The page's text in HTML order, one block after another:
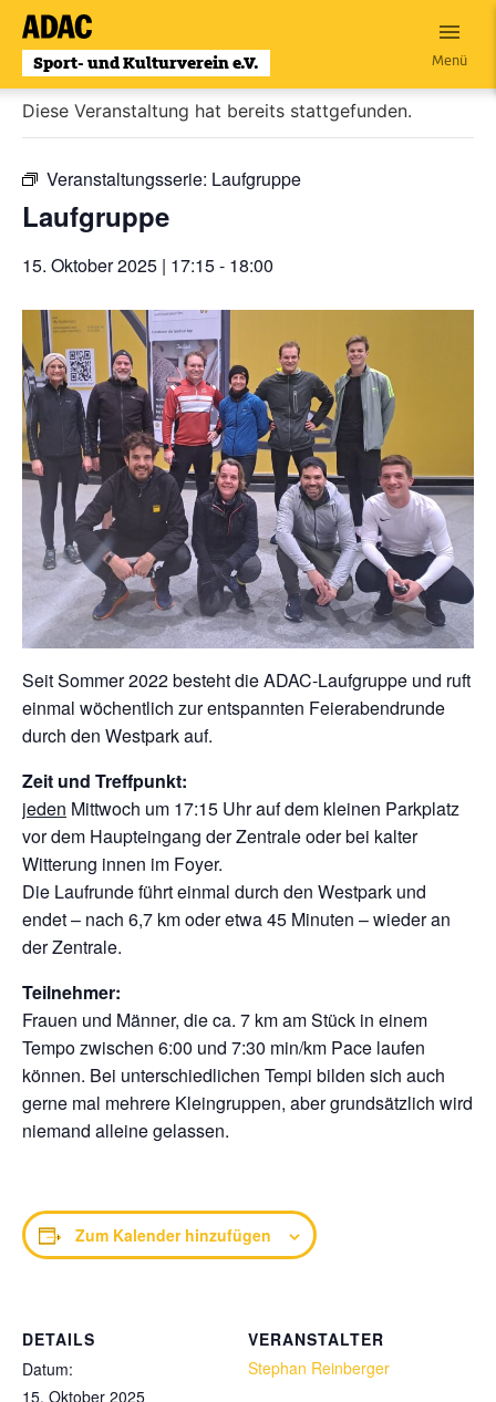
Zum
Inhalt
wechseln
Menü
« Alle Veranstaltungen
Diese Veranstaltung hat bereits stattgefunden.
Veranstaltungsserie: Laufgruppe
Laufgruppe
15. Oktober 2025 | 17:15- 18:00
Seit Sommer 2022 besteht die ADAC-Laufgruppe und ruft
einmal wöchentlich zur entspannten Feierabendrunde
durch den Westpark auf.
Zeit und Treffpunkt:
jeden Mittwoch um 17:15 Uhr auf dem kleinen Parkplatz
vor dem Haupteingang der Zentrale oder bei kalter
Witterung innen im Foyer.
Die Laufrunde führt einmal durch den Westpark und
endet – nach 6,7 km oder etwa 45 Minuten – wieder an
der Zentrale.
Teilnehmer:
Frauen und Männer, die ca. 7 km am Stück in einem
Tempo zwischen 6:00 und 7:30 min/km Pace laufen
können. Bei unterschiedlichen Tempi bilden sich auch
gerne mal mehrere Kleingruppen, aber grundsätzlich wird
niemand alleine gelassen.
Zum Kalender hinzufügen
DETAILS
Datum:
15. Oktober 2025
VERANSTALTER
Stephan Reinberger